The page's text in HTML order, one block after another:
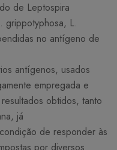
de Leptospira
grippotyphosa, L.
no antígeno de
antígenos, usados
empregada e
obtidos, tanto
já
de responder às